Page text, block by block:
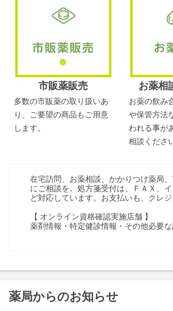
市販薬販売
多数の市販薬の取り扱いあ
り、ご要望の商品もご用意
します。
お薬相
お薬の飲み
や保管方法
われる事が
相談くださ
在宅訪問、お薬相談、かかりつけ薬局
にご相談を。処方箋受付は、ＦＡＸ、
ど対応しています。お支払いも、クレ
【 オンライン資格確認実施店舗 】
薬剤情報・特定健診情報・その他必要
薬局からのお知らせ